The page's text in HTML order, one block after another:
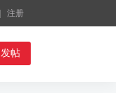
注册
发帖